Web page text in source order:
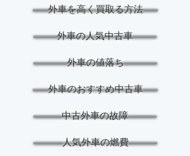
外車を高く買取る方法
外車の人気中古車
外車の値落ち
外車のおすすめ中古車
中古外車の故障
人気外車の燃費